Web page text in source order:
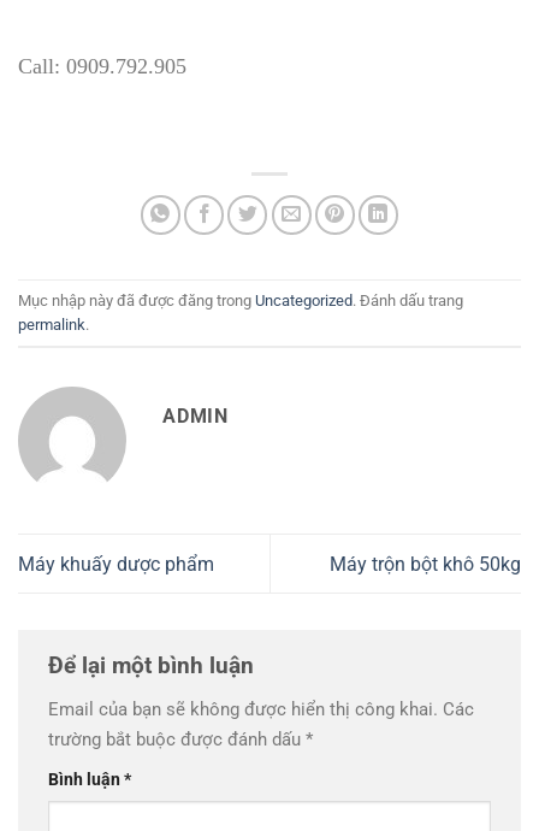
Call: 0909.792.905
Mục nhập này đã được đăng trong Uncategorized. Đánh dấu trang
permalink.
ADMIN
Máy khuấy dược phẩm Máy trộn bột khô 50kg
Để lại một bình luận
Email của bạn sẽ không được hiển thị công khai. Các
trường bắt buộc được đánh dấu *
Bình luận*